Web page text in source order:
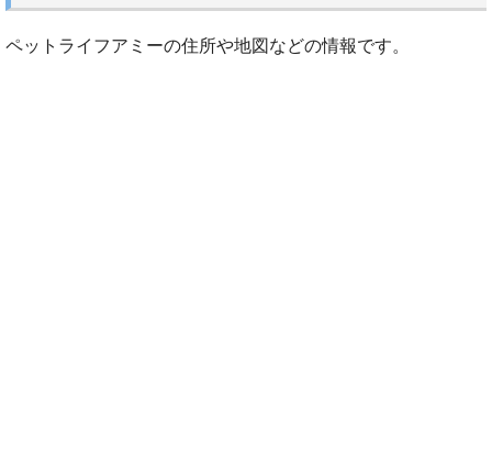
ペットライフアミーの住所や地図などの情報です。